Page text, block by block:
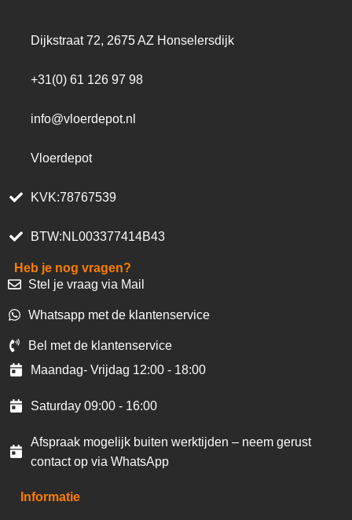
Dijkstraat 72, 2675 AZ Honselersdijk
+31(0) 61 126 97 98
info@vloerdepot.nl
Vloerdepot
KVK:78767539
BTW:NL003377414B43
Heb je nog vragen?
Stel je vraag via Mail
Whatsapp met de klantenservice
Bel met de klantenservice
Maandag- Vrijdag 12:00 - 18:00
Saturday 09:00 - 16:00
Afspraak mogelijk buiten werktijden – neem gerust
contact op via WhatsApp
Informatie